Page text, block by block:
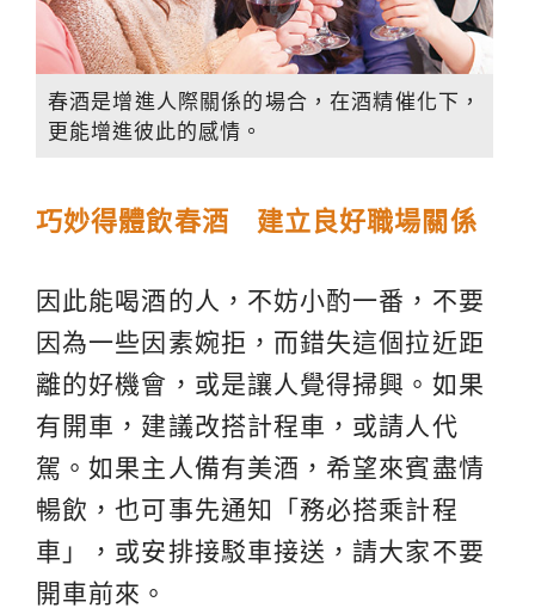
春酒是增進人際關係的場合，在酒精催化下，
更能增進彼此的感情。
巧妙得體飲春酒 建立良好職場關係
因此能喝酒的人，不妨小酌一番，不要
因為一些因素婉拒，而錯失這個拉近距
離的好機會，或是讓人覺得掃興。如果
有開車，建議改搭計程車，或請人代
駕。如果主人備有美酒，希望來賓盡情
暢飲，也可事先通知「務必搭乘計程
車」，或安排接駁車接送，請大家不要
開車前來。